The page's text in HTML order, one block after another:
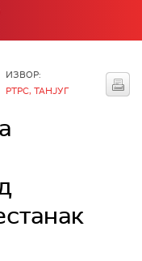
ИЗВОР:
РТРС, ТАНЈУГ